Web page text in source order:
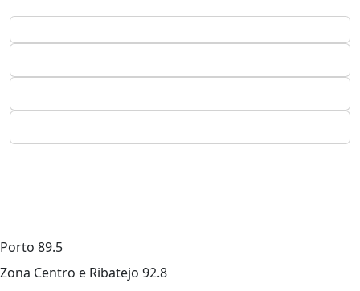
Porto 89.5
Zona Centro e Ribatejo 92.8